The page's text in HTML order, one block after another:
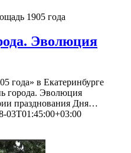
1905 года
Эволюция
года» в Екатеринбурге
города. Эволюция
празднования Дня…
03T01:45:00+03:00